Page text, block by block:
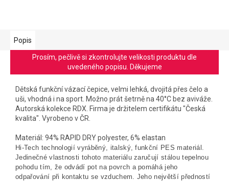
Popis
Prosím, pečlivě si zkontrolujte velikosti produktu dle
uvedeného popisu. Děkujeme
Dětská funkční vázací čepice, velmi lehká, dvojitá přes čelo a
uši, vhodná i na sport. Možno prát šetrně na 40°C bez aviváže.
Autorská kolekce RDX. Firma je držitelem certifikátu "Česká
kvalita". Vyrobeno v ČR.
Materiál: 94% RAPID DRY polyester, 6% elastan
Hi-Tech technologií vyráběný, italský, funkční PES materiál.
Jedinečné vlastnosti tohoto materiálu zaručují stálou tepelnou
pohodu tím, že odvádí pot na povrch a pomáhá jeho
odpařování při kontaktu se vzduchem. Jeho největší předností